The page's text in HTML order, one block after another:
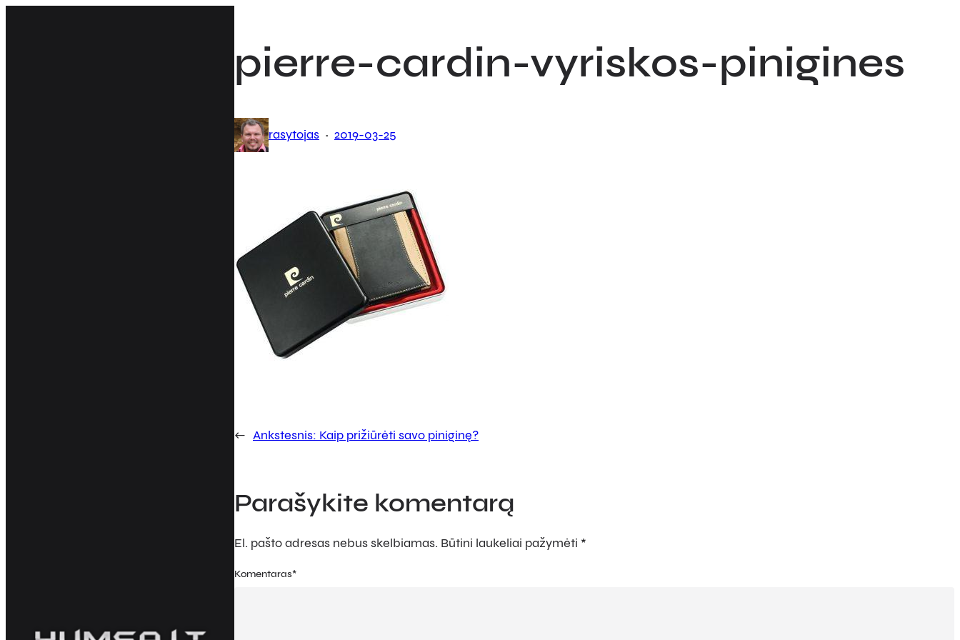
pierre-cardin-vyriskos-pinigines
rasytojas · 2019-03-25
← Ankstesnis: Kaip prižiūrėti savo piniginę?
Parašykite komentarą
El. pašto adresas nebus skelbiamas. Būtini laukeliai pažymėti *
Komentaras*